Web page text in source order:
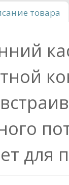
товара